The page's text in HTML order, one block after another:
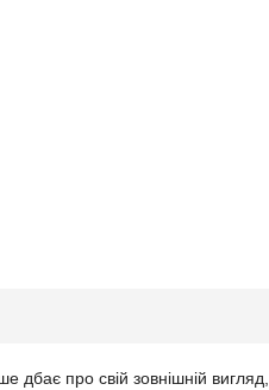
дбає про свій зовнішній